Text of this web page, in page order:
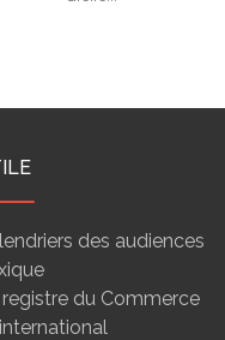
des audiences
registre du Commerce